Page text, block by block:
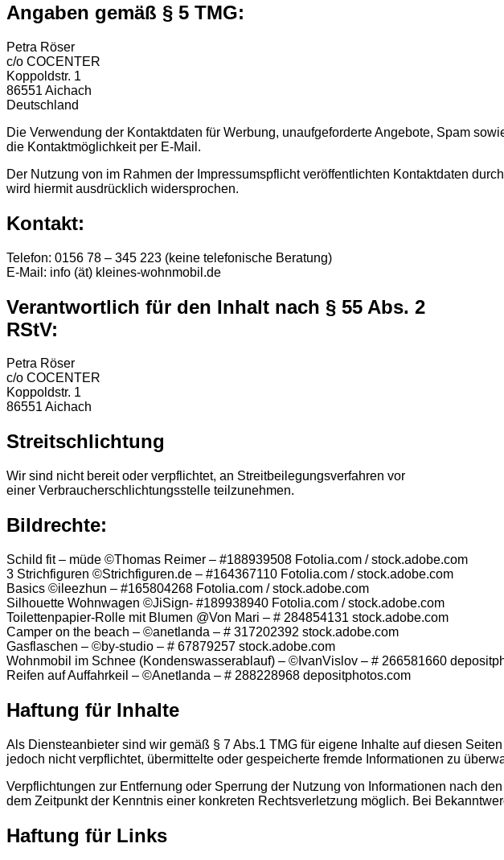
Angaben gemäß § 5 TMG:
Petra Röser
c/o COCENTER
Koppoldstr. 1
86551 Aichach
Deutschland
Die Verwendung der Kontaktdaten für Werbung, unaufgeforderte Angebote, Spam
die Kontaktmöglichkeit per E-Mail.
Der Nutzung von im Rahmen der Impressumspflicht veröffentlichten Kontaktdaten
wird hiermit ausdrücklich widersprochen.
Kontakt:
Telefon: 0156 78 – 345 223 (keine telefonische Beratung)
E-Mail: info (ät) kleines-wohnmobil.de
Verantwortlich für den Inhalt nach § 55 Abs. 2
RStV:
Petra Röser
c/o COCENTER
Koppoldstr. 1
86551 Aichach
Streitschlichtung
Wir sind nicht bereit oder verpflichtet, an Streitbeilegungsverfahren vor
einer Verbraucherschlichtungsstelle teilzunehmen.
Bildrechte:
Schild fit – müde ©Thomas Reimer – #188939508 Fotolia.com / stock.adobe.com
3 Strichfiguren ©Strichfiguren.de – #164367110 Fotolia.com / stock.adobe.com
Basics ©ileezhun – #165804268 Fotolia.com / stock.adobe.com
Silhouette Wohnwagen ©JiSign- #189938940 Fotolia.com / stock.adobe.com
Toilettenpapier-Rolle mit Blumen @Von Mari – # 284854131 stock.adobe.com
Camper on the beach – ©anetlanda – # 317202392 stock.adobe.com
Gasflaschen – ©by-studio – # 67879257 stock.adobe.com
Wohnmobil im Schnee (Kondenswasserablauf) – ©IvanVislov – # 266581660
Reifen auf Auffahrkeil – ©Anetlanda – # 288228968 depositphotos.com
Haftung für Inhalte
Als Diensteanbieter sind wir gemäß § 7 Abs.1 TMG für eigene Inhalte auf diesen
jedoch nicht verpflichtet, übermittelte oder gespeicherte fremde Informationen zu
Verpflichtungen zur Entfernung oder Sperrung der Nutzung von Informationen nach
dem Zeitpunkt der Kenntnis einer konkreten Rechtsverletzung möglich. Bei
Haftung für Links